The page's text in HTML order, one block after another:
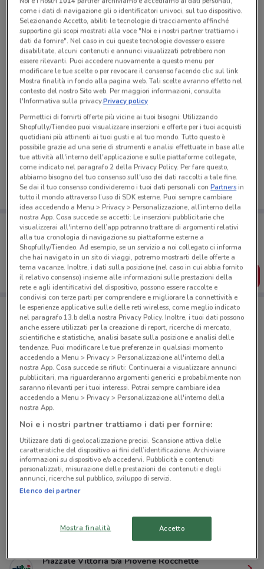
Ci dispiace, al momento non abbiamo pubblicato
volantini nella tua zona. Riprova più tardi.
Porta DoveConviene sempre con te!
Puoi trovare le migliori offerte dei negozi vicino a te,
salvarle e creare la tua lista del risparmio, comodamente
dal tuo cellulare.
SCARICA L’APP
Negozi Atitur a Schio
© MapTiler © OpenStreetMap contributors
Galleria Landshut 26 Schio
88 m
Piazza Rossi 16 Schio
198 m
Via Calderari 6/a Santorso
2.8 km
Piazzale Vittoria 5/a Piovene Rocchette
come i dati di navigazione gli o identificatori univoci, sul tuo dispositivo.
Selezionando Accetto, abiliti le tecnologie di tracciamento affinché
supportino gli scopi mostrati alla voce "Noi e i nostri partner trattiamo i
dati da fornire". Nel caso in cui queste tecnologie dovessero essere
disabilitate, alcuni contenuti e annunci visualizzati potrebbero non
essere rilevanti. Puoi accedere nuovamente a questo menu per
modificare le tue scelte o per revocare il consenso facendo clic sul link
Mostra finalità in fondo alla pagina web. Tali scelte avranno effetto nel
contesto del nostro Sito web. Per maggiori informazioni, consulta
l'Informativa sulla privacy.Privacy policy
Permettici di fornirti offerte più vicine ai tuoi bisogni: Utilizzando
Shopfully/Tiendeo puoi visualizzare inserzioni e offerte per i tuoi acquisti
quotidiani più attinenti ai tuoi gusti e al tuo mondo. Tutto questo è
possibile grazie ad una serie di strumenti e analisi effettuate in base alle
tue attività all'interno dell'applicazione e sulle piattaforme collegate,
come indicato nel paragrafo 2 della Privacy Policy. Per fare questo,
abbiamo bisogno del tuo consenso sull'uso dei dati raccolti a tale fine.
Se dai il tuo consenso condivideremo i tuoi dati personali conPartnersin
tutto il mondo attraverso l’uso di SDK esterne. Puoi sempre cambiare
idea accedendo a Menu > Privacy > Personalizzazione, all’interno della
nostra App. Cosa succede se accetti: Le inserzioni pubblicitarie che
visualizzerai all'interno dell’app potranno trattare di argomenti relativi
alla tua cronologia di navigazione su piattaforme esterne a
Shopfully/Tiendeo. Ad esempio, se un servizio a noi collegato ci informa
che hai navigato in un sito di viaggi, potremo mostrarti delle offerte a
tema vacanze. Inoltre, i dati sulla posizione (nel caso in cui abbia fornito
il relativo consenso) insieme alle informazioni sulle prestazioni della
rete e agli identificativi del dispositivo, possono essere raccolte e
condivisi con terze parti per comprendere e migliorare la connettività e
le esperienze applicative sulle delle reti wireless, come meglio indicato
nel paragrafo 13.b della nostra Privacy Policy. Inoltre, i tuoi dati possono
anche essere utilizzati per la creazione di report, ricerche di mercato,
scientifiche e statistiche, analisi basate sulla posizione e analisi delle
tendenze. Puoi modificare le tue preferenze in qualsiasi momento
accedendo a Menu > Privacy > Personalizzazione all'interno della
nostra App. Cosa succede se rifiuti: Continuerai a visualizzare annunci
pubblicitari, ma riguarderanno argomenti generici e probabilmente non
saranno rilevanti per i tuoi interessi. Potrai sempre cambiare idea
accedendo a Menu > Privacy > Personalizzazione all'interno della
nostra App.
Noi e i nostri partner trattiamo i dati per fornire:
Utilizzare dati di geolocalizzazione precisi. Scansione attiva delle
caratteristiche del dispositivo ai fini dell’identificazione. Archiviare
informazioni su dispositivo e/o accedervi. Pubblicità e contenuti
personalizzati, misurazione delle prestazioni dei contenuti e degli
annunci, ricerche sul pubblico, sviluppo di servizi.
Elenco dei partner
Mostra finalità Accetto